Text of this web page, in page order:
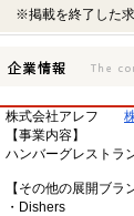
※掲載を終了した
株式会社アレフ
【事業内容】
ハンバーグレストラ
【その他の展開ブラ
・Dishers